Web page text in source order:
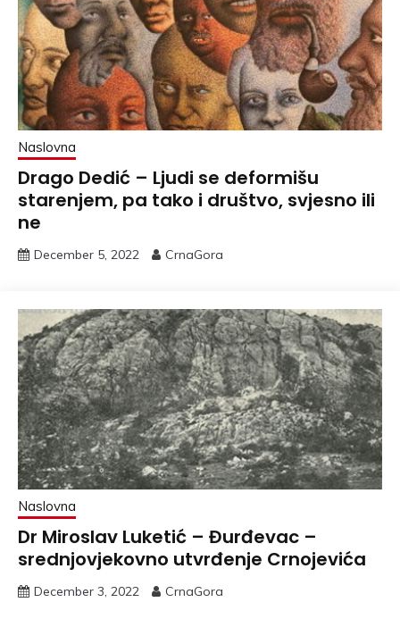
Naslovna
Drago Dedić – Ljudi se deformišu
starenjem, pa tako i društvo, svjesno ili
ne
December 5, 2022 CrnaGora
Naslovna
Dr Miroslav Luketić – Đurđevac –
srednjovjekovno utvrđenje Crnojevića
December 3, 2022 CrnaGora